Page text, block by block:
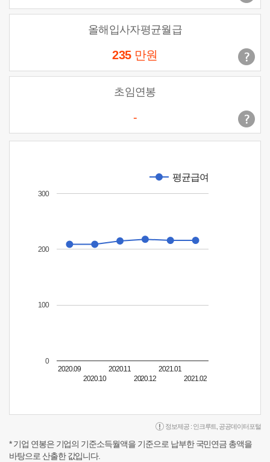
올해입사자평균월급
235 만원
초임연봉
-
평균급여
2020.09
2020.10
2020.11
2020.12
2021.01
2021.02
0
100
200
300
정보제공 : 인크루트 공공데이터포털
* 기업 연봉은 기업의 기준소득월액을 기준으로 납부한 국민연금 총액을
바탕으로 산출한 값입니다.